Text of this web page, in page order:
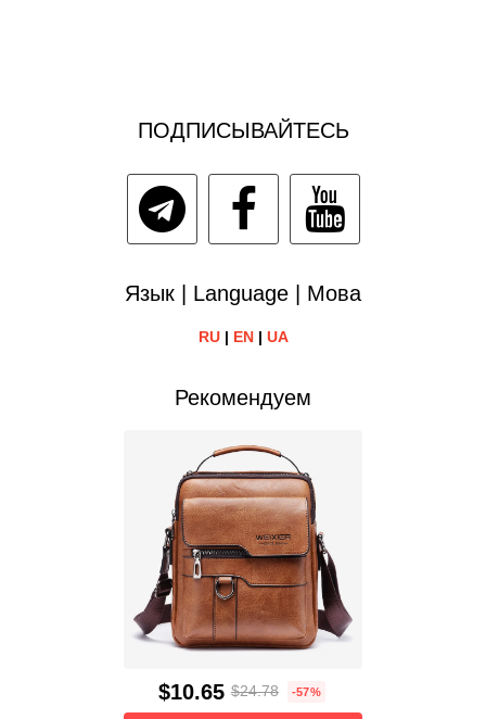
ПОДПИСЫВАЙТЕСЬ
Язык | Language | Мова
RU| EN| UA
Рекомендуем
$10.65 $24.78 -57%